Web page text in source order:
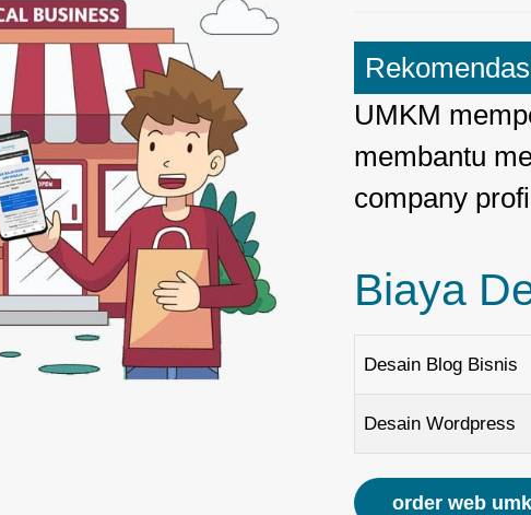
UMKM
membantu
company
Biaya
Desain Blog Bisnis
Desain Wordpress
order web